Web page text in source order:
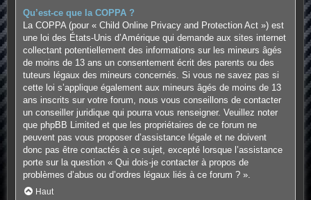
Qu’est-ce que la COPPA ?
La COPPA (pour « Child Online Privacy and Protection Act ») est
une loi des États-Unis d’Amérique qui demande aux sites internet
collectant potentiellement des informations sur les mineurs âgés
de moins de 13 ans un consentement écrit des parents ou des
tuteurs légaux des mineurs concernés. Si vous ne savez pas si
cette loi s’applique également aux mineurs âgés de moins de 13
ans inscrits sur votre forum, nous vous conseillons de contacter
un conseiller juridique qui pourra vous renseigner. Veuillez noter
que phpBB Limited et que les propriétaires de ce forum ne
peuvent pas vous proposer d’assistance légale et ne doivent
donc pas être contactés à ce sujet, excepté lorsque l’assistance
porte sur la question « Qui dois-je contacter à propos de
problèmes d’abus ou d’ordres légaux liés à ce forum ? ».
Haut